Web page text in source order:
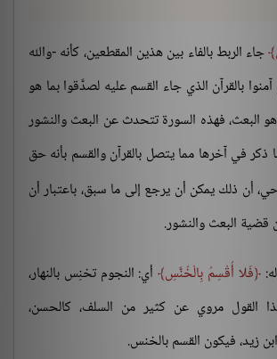
جاء الربط بالفاء بين هذين المقطعين، كأنه -والله
بالقرآن الذي جاء القسم عليه لصدَّقوا بما هو
البعث، فهذه السورة تتحدث عن البعث والنشور
ذكر في آخرها مما يتصل بالقرآن والقسم بأنه حق
أن ذلك يمكن أن يرجع إلى ما سبق، باعتبار أن
قضية البعث والنشور.
فَلا أُقْسِمُ بِالْخُنَّسِ أي: النجوم تخنِس بالنهار،
القول مروي عن كثير من السلف، كالحسن،
زيد، فيكون القسم بالخنس.